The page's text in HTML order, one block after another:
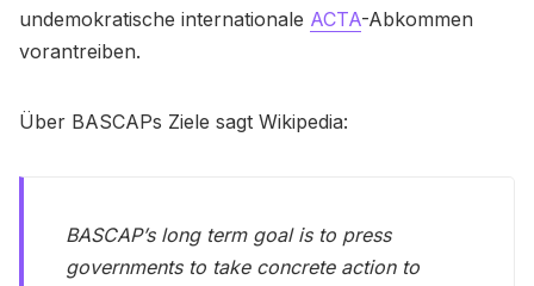
undemokratische internationale ACTA-Abkommen
vorantreiben.
Über BASCAPs Ziele sagt Wikipedia:
BASCAP’s long term goal is to press
governments to take concrete action to